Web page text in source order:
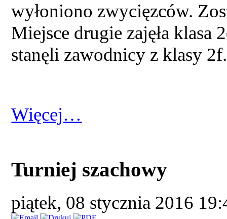
wyłoniono zwycięzców.
Miejsce drugie zajęła klasa
stanęli zawodnicy z klasy 2f.
Więcej…
Turniej szachowy
piątek, 08 stycznia 2016